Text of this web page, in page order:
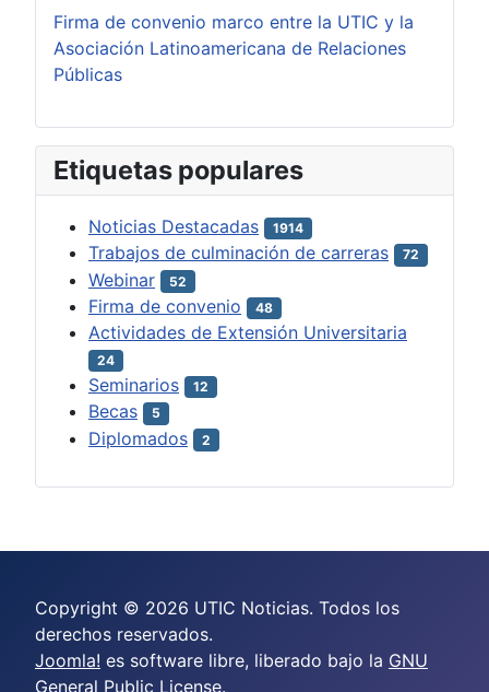
Firma de convenio marco entre la UTIC y la
Asociación Latinoamericana de Relaciones
Públicas
Etiquetas populares
Noticias Destacadas 1914
Trabajos de culminación de carreras 72
Webinar 52
Firma de convenio 48
Actividades de Extensión Universitaria
24
Seminarios 12
Becas 5
Diplomados 2
Copyright © 2026 UTIC Noticias. Todos los
derechos reservados.
Joomla! es software libre, liberado bajo la GNU
General Public License.